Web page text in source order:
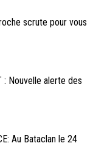
scrute pour vous
: Nouvelle alerte des
Au Bataclan le 24